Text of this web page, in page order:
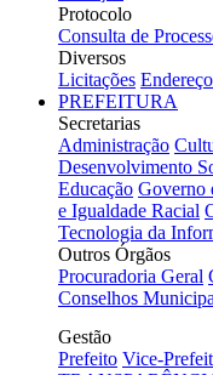
Protocolo
Consulta de
Diversos
Licitações
PREFEITURA
Secretarias
Administração
Desenvolvimento
Educação Governo
e Igualdade Racial
Tecnologia da
Outros Órgãos
Procuradoria Geral
Conselhos
Gestão
Prefeito Vice-